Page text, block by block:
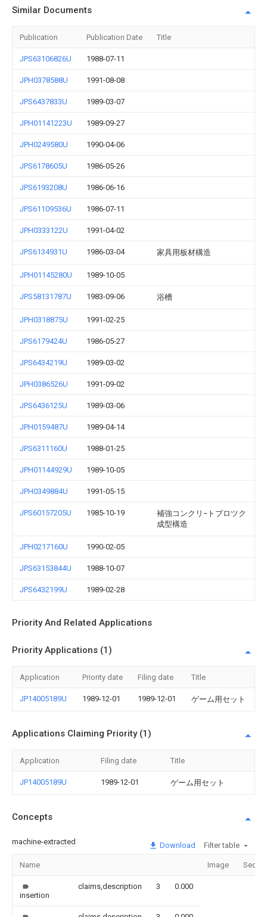
Similar Documents
Publication Publication Date Title
JPS63106826U 1988-07-11
JPH0378588U 1991-08-08
JPS6437833U 1989-03-07
JPH01141223U 1989-09-27
JPH0249580U 1990-04-06
JPS6178605U 1986-05-26
JPS6193208U 1986-06-16
JPS61109536U 1986-07-11
JPH0333122U 1991-04-02
JPS6134931U 1986-03-04 家具用板材構造
JPH01145280U 1989-10-05
JPS58131787U 1983-09-06 浴槽
JPH0318875U 1991-02-25
JPS6179424U 1986-05-27
JPS6434219U 1989-03-02
JPH0386526U 1991-09-02
JPS6436125U 1989-03-06
JPH0159487U 1989-04-14
JPS6311160U 1988-01-25
JPH01144929U 1989-10-05
JPH0349884U 1991-05-15
JPS60157205U 1985-10-19
補強コンクリ−トブロツク
成型構造
JPH0217160U 1990-02-05
JPS63153844U 1988-10-07
JPS6432199U 1989-02-28
Priority And Related Applications
Priority Applications (1)
Application Priority date Filing date Title
JP14005189U 1989-12-01 1989-12-01 ゲーム用セット
Applications Claiming Priority (1)
Application Filing date Title
JP14005189U 1989-12-01 ゲーム用セット
Concepts
machine-extracted Download Filter table
Name Image
insertion
claims,description 3 0.000